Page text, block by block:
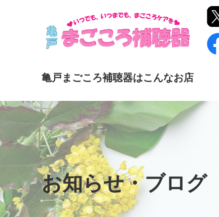
亀戸まごころ補聴器はこんなお店
お知らせ・ブログ